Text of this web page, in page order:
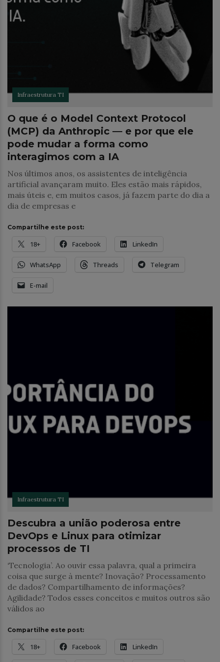
Infraestrutura TI
O que é o Model Context Protocol
(MCP) da Anthropic — e por que ele
pode mudar a forma como
interagimos com a IA
Nos últimos anos, os assistentes de inteligência
artificial avançaram muito. Eles estão mais rápidos,
mais úteis e, em muitos casos, já fazem parte do dia a
dia de empresas e
Compartilhe este post:
18+ Facebook LinkedIn
WhatsApp Threads Telegram
E-mail
Infraestrutura TI
Descubra a união poderosa entre
DevOps e Linux para otimizar
processos de TI
‘Tecnologia’. Ao ouvir essa palavra, qual a primeira
coisa que surge à mente? Inovação? Processamento
de dados? Compartilhamento de informações?
Agilidade? Todos esses conceitos e muitos outros são
válidos ao
Compartilhe este post:
18+ Facebook LinkedIn